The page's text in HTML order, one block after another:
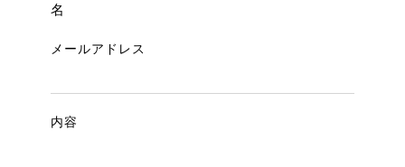
名
メールアドレス
内容